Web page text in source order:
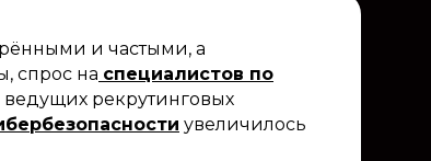
и частыми, а
спрос на специалистов по
рекрутинговых
увеличилось